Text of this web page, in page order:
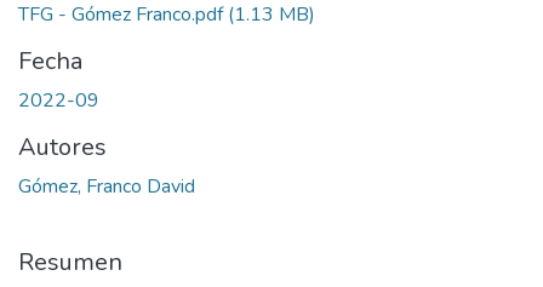
TFG - Gómez Franco.pdf(1.13 MB)
Fecha
2022-09
Autores
Gómez, Franco David
Resumen